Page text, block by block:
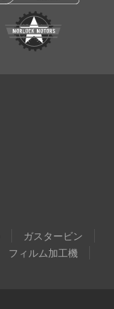
ガスタービン
フィルム加工機